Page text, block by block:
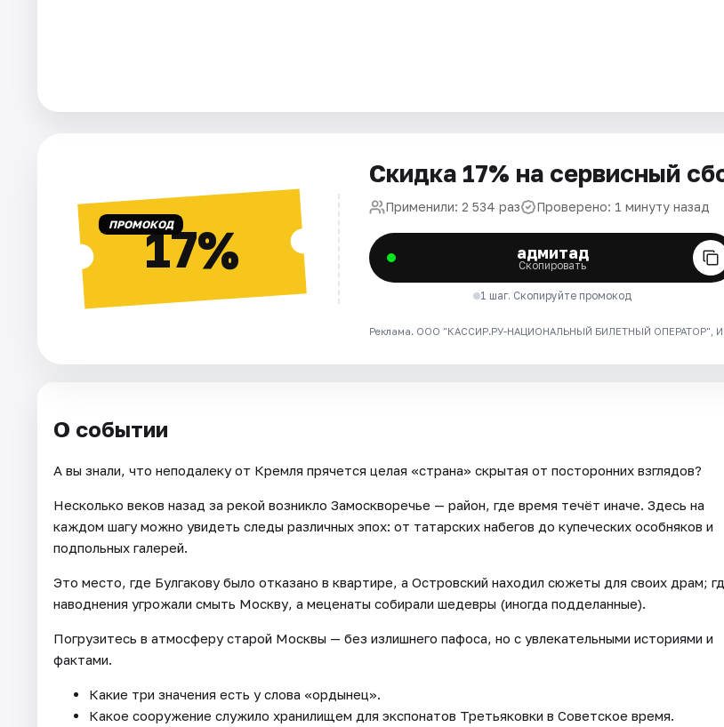
Рейтинги
ПРОМОКОД17%
Скидка 17% на сервисный
Применили: 2 534 раз Проверено: 1 минуту назад
адмитад
Скопировать
1 шаг. Скопируйте промокод
Реклама. ООО "КАССИР.РУ-НАЦИОНАЛЬНЫЙ БИЛЕТНЫЙ ОПЕРАТОР",
О событии
А вы знали, что неподалеку от Кремля прячется целая «страна» скрытая от посторонних взглядов?
Несколько веков назад за рекой возникло Замоскворечье — район, где время течёт иначе. Здесь на
каждом шагу можно увидеть следы различных эпох: от татарских набегов до купеческих особняков и
подпольных галерей.
Это место, где Булгакову было отказано в квартире, а Островский находил сюжеты для своих драм;
наводнения угрожали смыть Москву, а меценаты собирали шедевры (иногда подделанные).
Погрузитесь в атмосферу старой Москвы — без излишнего пафоса, но с увлекательными историями и
фактами.
Какие три значения есть у слова «ордынец».
Какое сооружение служило хранилищем для экспонатов Третьяковки в Советское время.